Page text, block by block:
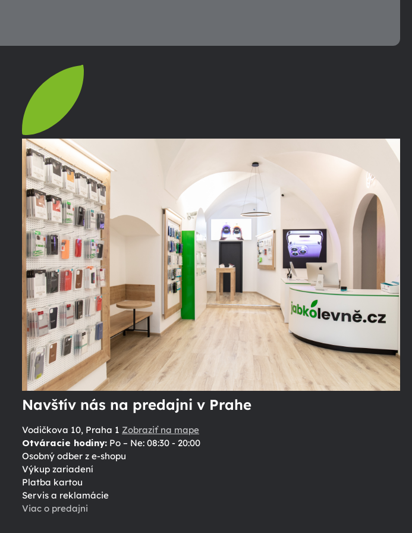
Navštív nás na predajni v Prahe
Vodičkova 10, Praha 1 Zobraziť na mape
Otváracie hodiny:Po – Ne: 08:30 - 20:00
Osobný odber z e-shopu
Výkup zariadení
Platba kartou
Servis a reklamácie
Viac o predajni